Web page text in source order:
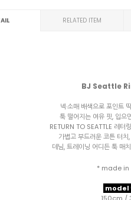
RELATED ITEM
BJ Seattle
넥·소매 배색으로 포인트
툭 떨어지는 여유 핏, 입으
RETURN TO SEATTLE 레터
가볍고 부드러운 코튼 터
데님, 트레이닝 어디든 툭 매
* made in
model